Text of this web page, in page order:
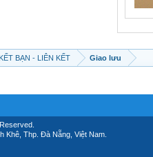
BẠN - LIÊN KẾT Giao lưu
Khê, Thp. Đà Nẵng, Việt Nam.